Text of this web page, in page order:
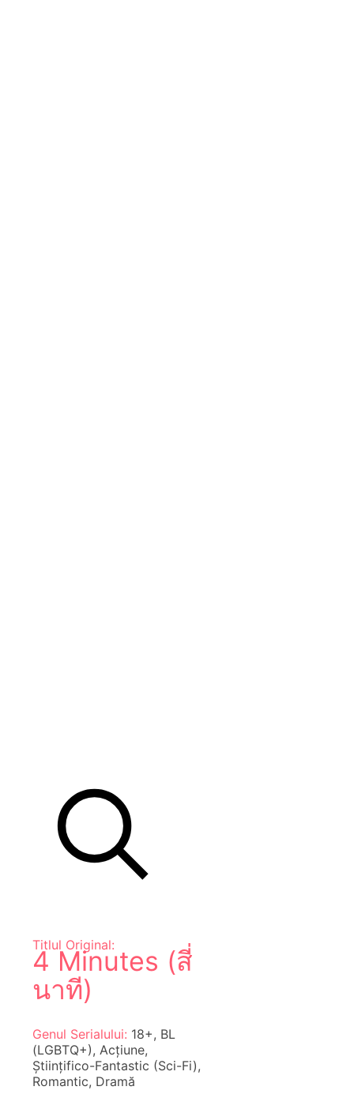
Titlul Original:
4 Minutes (สี่
นาที)
Genul Serialului: 18+, BL
(LGBTQ+), Acțiune,
Științifico-Fantastic (Sci-Fi),
Romantic, Dramă